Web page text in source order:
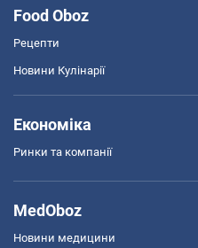
Food Oboz
Рецепти
Новини Кулінарії
Економіка
Ринки та компанії
MedOboz
Новини медицини